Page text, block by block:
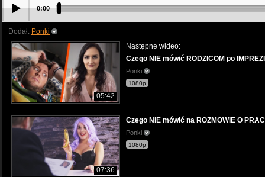
0:00
Dodał: Ponki
05:42
Następne wideo:
Czego NIE mówić RODZICOM po
Ponki
1080p
07:36
Czego NIE mówić na ROZMOWIE O
Ponki
1080p